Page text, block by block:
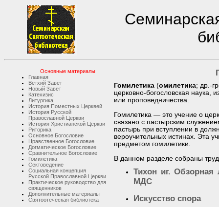
Основные материалы
Главная
Ветхий Завет
Новый Завет
Катехизис
Литургика
История Поместных Церквей
История Русской
Православной Церкви
История Христианской Церкви
Риторика
Основное Богословие
Нравственное Богословие
Догматическое Богословие
Сравнительное Богословие
Гомилетика
Сектоведение
Социальная концепция
Русской Православной Церкви
Практическое руководство для
священников
Дополнительные материалы
Святоотеческая библиотека
Гомилетика (омилетика; др.-
церковно-богословская наука,
или проповедничества.
Гомилетика — это учение о
связано с пастырским
пастырь при вступлении в
вероучительных истинах. Эта
предметом гомилетики.
В данном разделе собраны
Тихон иг.
МДС
Искусство спора